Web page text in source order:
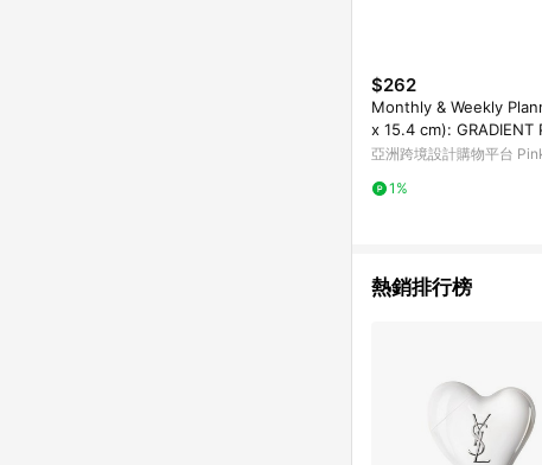
$262
Monthly & Weekly
x 15.4 cm): GRADIENT
亞洲跨境設計購物平台
1%
熱銷排行榜